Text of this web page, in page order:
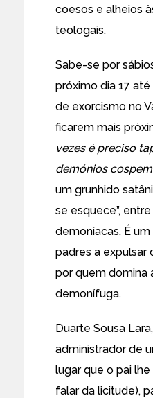
coesos e alheios
teologais.
Sabe-se por
próximo dia 17
de exorcismo no
ficarem mais
vezes é preciso
demónios
um grunhido
se esquece”,
demoníacas. É
padres a expulsar
por quem domina
demonífuga.
Duarte Sousa
administrador de
lugar que o pai
falar da licitude),